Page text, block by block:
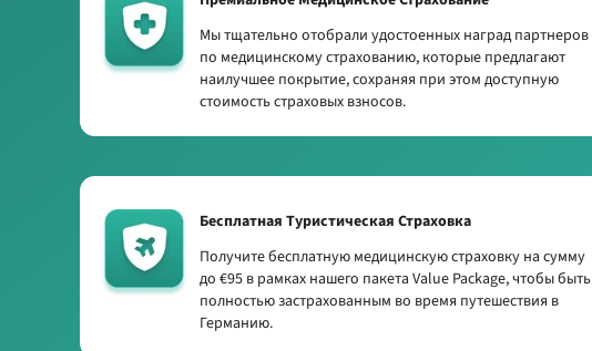
Мы тщательно отобрали удостоенных наград партнеров
по медицинскому страхованию, которые предлагают
наилучшее покрытие, сохраняя при этом доступную
стоимость страховых взносов.
Бесплатная Туристическая Страховка
Получите бесплатную медицинскую страховку на сумму
до €95 в рамках нашего пакета Value Package, чтобы быть
полностью застрахованным во время путешествия в
Германию.